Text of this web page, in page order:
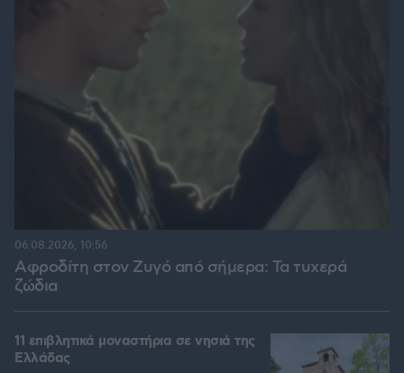
Αφροδίτη στον Ζυγό από σήμερα: Τα τυχερά
ζώδια
06.08.2026, 10:56
11 επιβλητικά μοναστήρια σε νησιά της
Ελλάδας